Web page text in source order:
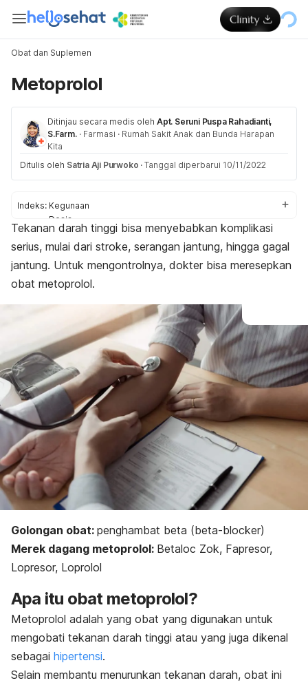
Obat dan Suplemen
Metoprolol
Ditinjau secara medis oleh Apt. Seruni Puspa Rahadianti,
S.Farm. · Farmasi · Rumah Sakit Anak dan Bunda Harapan
Kita
Ditulis oleh Satria Aji Purwoko · Tanggal diperbarui 10/11/2022
Indeks: Kegunaan
Dosis
Aturan pakai
Efek samping
Peringatan dan perhatian
Efek pada ibu hamil dan menyusui
Interaksi obat
Tekanan darah tinggi bisa menyebabkan komplikasi
serius, mulai dari stroke, serangan jantung, hingga gagal
jantung. Untuk mengontrolnya, dokter bisa meresepkan
obat metoprolol.
Golongan obat: penghambat beta (beta-blocker)
Merek dagang metoprolol: Betaloc Zok, Fapresor,
Lopresor, Loprolol
Apa itu obat metoprolol?
Metoprolol adalah yang obat yang digunakan untuk
mengobati tekanan darah tinggi atau yang juga dikenal
sebagai hipertensi.
Selain membantu menurunkan tekanan darah, obat ini